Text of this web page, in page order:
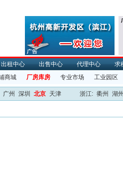
出租中心 出售中心 代理中心
求
商城 厂房库房 专业市场 工业园区
广州 深圳 北京 天津 浙江: 衢州 湖